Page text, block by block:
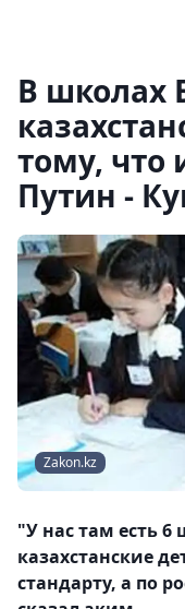
В школах
тому, что
Путин -
Zakon.kz
"У нас там есть 6
казахстанские
стандарту, а по